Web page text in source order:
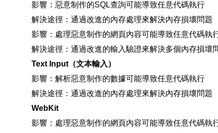
影響：惡意制作的SQL查詢可能導致任意代碼執行
解決途徑：通過改進的內存處理來解決內存損壞問題
影響：處理惡意制作的網頁內容可能導致任意代碼執
解決途徑：通過改進的輸入驗證來解決多個內存損壞
Text Input（文本輸入）
影響：解析惡意制作的數據可能導致任意代碼執行
解決途徑：通過改進的內存處理來解決內存損壞問題
WebKit
影響：處理惡意制作的網頁內容可能導致任意代碼執